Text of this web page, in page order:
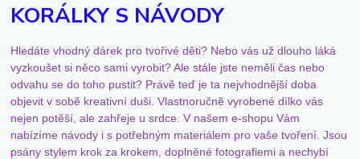
KORÁLKY S NÁVODY
Hledáte vhodný dárek pro tvořivé děti? Nebo vás už dlouho láká
vyzkoušet si něco sami vyrobit? Ale stále jste neměli čas nebo
odvahu se do toho pustit? Právě teď je ta nejvhodnější doba
objevit v sobě kreativní duši. Vlastnoručně vyrobené dílko vás
nejen potěší, ale zahřeje u srdce. V našem e-shopu Vám
nabízíme návody i s potřebným materiálem pro vaše tvoření. Jsou
psány stylem krok za krokem, doplněné fotografiemi a nechybí